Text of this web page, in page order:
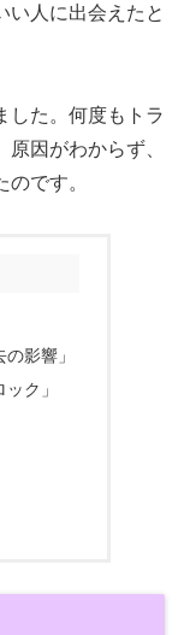
い人に出会えたと
した。何度もトラ
因がわからず、
です。
影響」
ク」